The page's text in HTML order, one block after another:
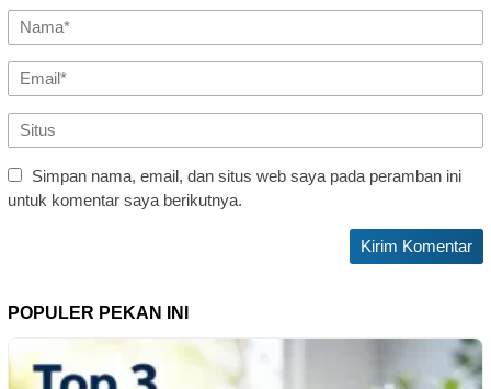
Simpan nama, email, dan situs web saya pada peramban ini
untuk komentar saya berikutnya.
POPULER PEKAN INI